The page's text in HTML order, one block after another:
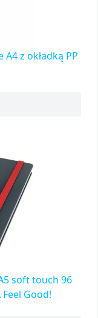
z okładką PP
soft touch 96
Good!